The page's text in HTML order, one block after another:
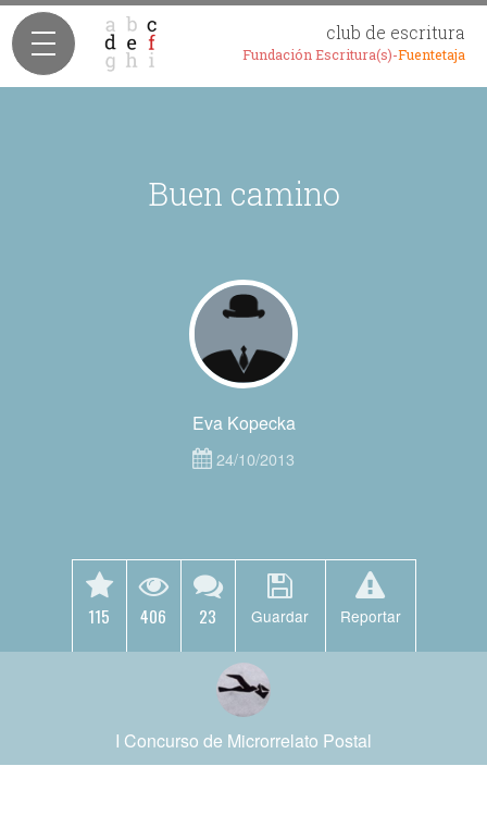
club de escritura
Fundación Escritura(s)-Fuentetaja
Buen camino
Eva Kopecka
24/10/2013
115 406 23 Guardar Reportar
I Concurso de Microrrelato Postal